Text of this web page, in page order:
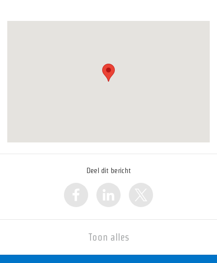
Deel dit bericht
Toon alles